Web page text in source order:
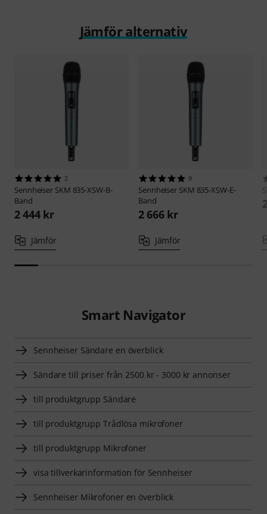
Jämför alternativ
2
Sennheiser SKM 835-XSW-B-
Band
2 444 kr
Jämför
9
Sennheiser SKM 835-XSW-E-
Band
2 666 kr
Jämför
Smart Navigator
Sennheiser Sändare en överblick
Sändare till priser från 2500 kr - 3000 kr annonser
till produktgrupp Sändare
till produktgrupp Trådlösa mikrofoner
till produktgrupp Mikrofoner
visa tillverkarinformation för Sennheiser
Sennheiser Mikrofoner en överblick